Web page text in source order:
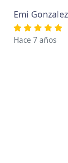
Emi
Hace 7 años